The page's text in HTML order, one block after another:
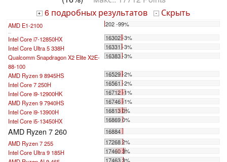
+ 6 подробных результатов - Скрыть
AMD E1-2100 202 -99%
...
Intel Core i7-12850HX
16302 -3%
Intel Core Ultra 5 338H
16331 -3%
Qualcomm Snapdragon X2 Elite X2E-
88-100
16383 -3%
AMD Ryzen 9 8945HS
16529 -2%
Intel Core 7 250H
16561 -2%
Intel Core i9-12900HK
16712 -1%
AMD Ryzen 9 7940HS
16746 -1%
Intel Core i9-13900H
16813 0%
Intel Core i5-13450HX
16869 0%
AMD Ryzen 7 260
16884
AMD Ryzen 7 255
17268 2%
Intel Core Ultra 9 185H
17460 3%
17463 3%